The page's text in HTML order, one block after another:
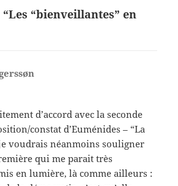
“bienveillantes” en
d’accord avec la seconde
constat d’Euménides – “La
voudrais néanmoins souligner
qui me parait très
en lumière, là comme ailleurs :